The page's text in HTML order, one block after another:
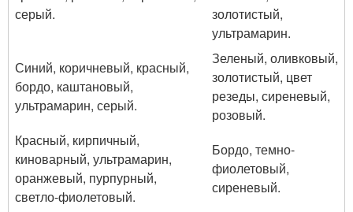
серый.
золотистый,
ультрамарин.
Синий, коричневый, красный,
бордо, каштановый,
ультрамарин, серый.
Зеленый, оливковый,
золотистый, цвет
резеды, сиреневый,
розовый.
Красный, кирпичный,
киноварный, ультрамарин,
оранжевый, пурпурный,
светло-фиолетовый.
Бордо, темно-
фиолетовый,
сиреневый.